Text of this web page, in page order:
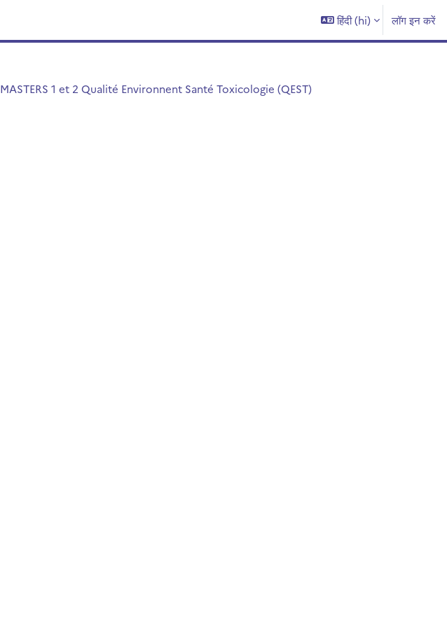
हिंदी ‎(hi)‎ लॉग इन करें
MASTERS 1 et 2 Qualité Environnent Santé Toxicologie (QEST)